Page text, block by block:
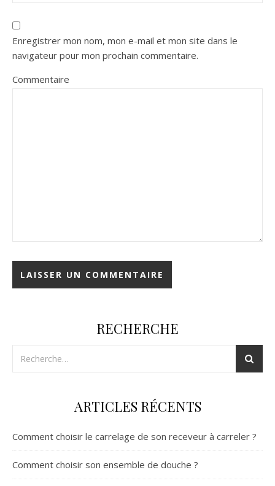
Enregistrer mon nom, mon e-mail et mon site dans le
navigateur pour mon prochain commentaire.
Commentaire
RECHERCHE
ARTICLES RÉCENTS
Comment choisir le carrelage de son receveur à carreler ?
Comment choisir son ensemble de douche ?